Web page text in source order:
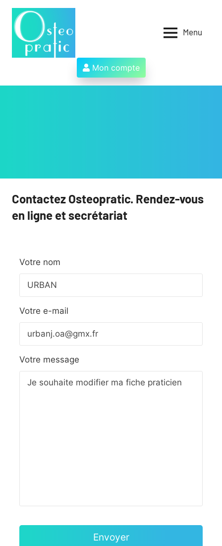
Aller
contenu
des
ostéopathes
et
Menu
Mon compte
Contactez Osteopratic. Rendez-vous
en ligne et secrétariat
Votre nom
Votre e-mail
Votre message